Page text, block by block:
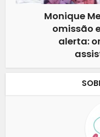
Monique
omissão
alerta: